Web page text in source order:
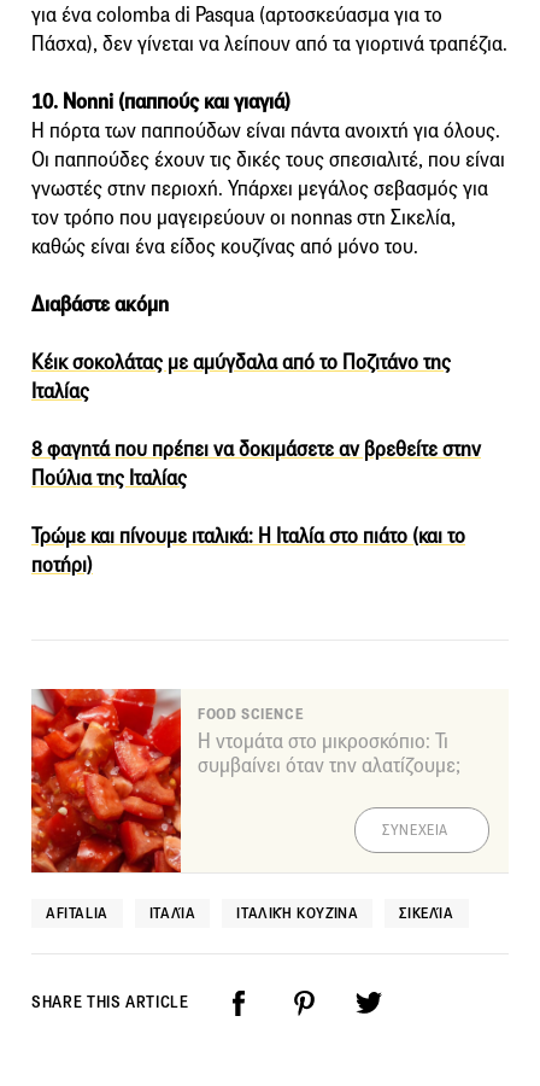
για ένα colomba di Pasqua (αρτοσκεύασμα για το
Πάσχα), δεν γίνεται να λείπουν από τα γιορτινά τραπέζια.
10. Nonni (παππούς και γιαγιά)
Η πόρτα των παππούδων είναι πάντα ανοιχτή για όλους.
Οι παππούδες έχουν τις δικές τους σπεσιαλιτέ, που είναι
γνωστές στην περιοχή. Υπάρχει μεγάλος σεβασμός για
τον τρόπο που μαγειρεύουν οι nonnas στη Σικελία,
καθώς είναι ένα είδος κουζίνας από μόνο του.
Διαβάστε ακόμη
Κέικ σοκολάτας με αμύγδαλα από το Ποζιτάνο της
Ιταλίας
8 φαγητά που πρέπει να δοκιμάσετε αν βρεθείτε στην
Πούλια της Ιταλίας
Τρώμε και πίνουμε ιταλικά: Η Ιταλία στο πιάτο (και το
ποτήρι)
FOOD SCIENCE
Η ντομάτα στο μικροσκόπιο: Τι
συμβαίνει όταν την αλατίζουμε;
ΣΥΝΕΧΕΙΑ
AFITALIA ΙΤΑΛΊΑ ΙΤΑΛΙΚΉ ΚΟΥΖΊΝΑ ΣΙΚΕΛΊΑ
SHARE THIS ARTICLE